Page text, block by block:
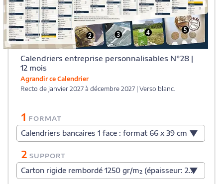
Calendriers entreprise personnalisables N°28 |
12 mois
Agrandir ce Calendrier
Recto de janvier 2027 à décembre 2027 | Verso blanc.
1 FORMAT
Calendriers bancaires 1 face : format 66 x 39 cm
2 SUPPORT
Carton rigide rembordé 1250 gr/m² (épaisseur: 2 mm)